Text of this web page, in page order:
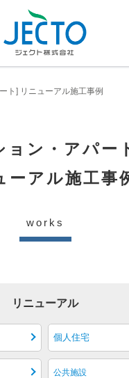
ト] リニューアル施工事例
ョン・アパー
ーアル施工事
works
リニューアル
個人住宅
公共施設